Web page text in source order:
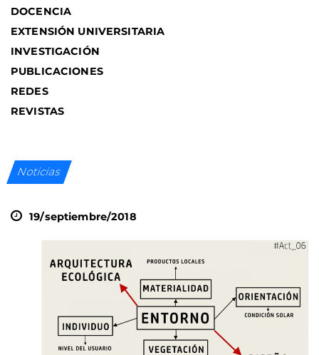
DOCENCIA
EXTENSIÓN UNIVERSITARIA
INVESTIGACIÓN
PUBLICACIONES
REDES
REVISTAS
Noticias
19/septiembre/2018